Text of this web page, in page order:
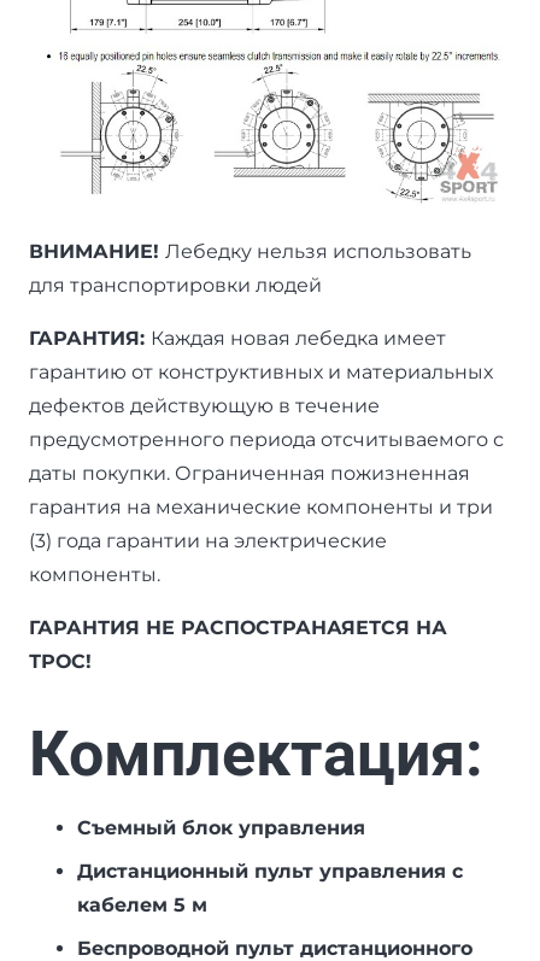
ВНИМАНИЕ! Лебедку нельзя использовать
для транспортировки людей
ГАРАНТИЯ: Каждая новая лебедка имеет
гарантию от конструктивных и материальных
дефектов действующую в течение
предусмотренного периода отсчитываемого с
даты покупки. Ограниченная пожизненная
гарантия на механические компоненты и три
(3) года гарантии на электрические
компоненты.
ГАРАНТИЯ НЕ РАСПОСТРАНАЯЕТСЯ НА
ТРОС!
Комплектация:
Съемный блок управления
Дистанционный пульт управления с
кабелем 5 м
Беспроводной пульт дистанционного